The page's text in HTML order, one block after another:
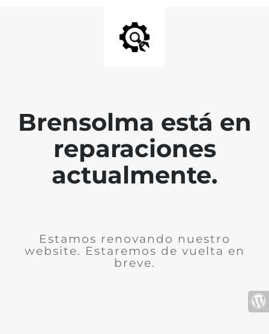
Brensolma está en
reparaciones
actualmente.
Estamos renovando nuestro
website. Estaremos de vuelta en
breve.